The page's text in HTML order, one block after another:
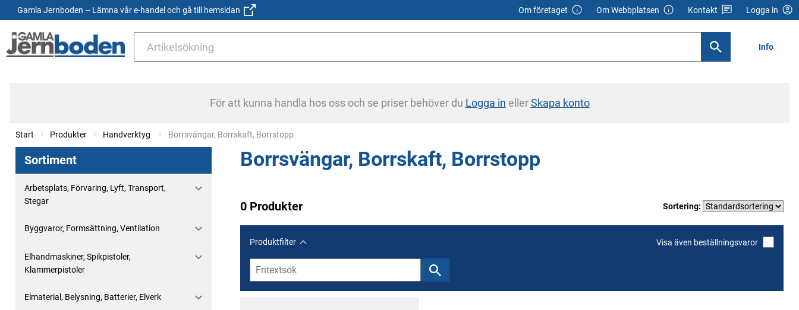
Gamla Jernboden – Lämna vår e-handel och gå till hemsidan Om företaget Om Webbplatsen Kontakt Logga in
Info
För att kunna handla hos oss och se priser behöver du Logga in ellerSkapa konto
Start Produkter Handverktyg Current:
Borrsvängar, Borrskaft, Borrstopp
Sortiment
Arbetsplats, Förvaring, Lyft, Transport,
Stegar
Byggvaror, Formsättning, Ventilation
Elhandmaskiner, Spikpistoler,
Klammerpistoler
Elmaterial, Belysning, Batterier, Elverk
Borrsvängar, Borrskaft, Borrstopp
0 Produkter Sortering:
Produktfilter Visa även beställningsvaror